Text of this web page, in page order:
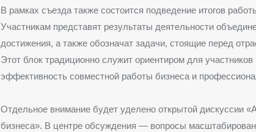
В рамках съезда также состоится подведение итогов
Участникам представят результаты деятельности
достижения, а также обозначат задачи, стоящие перед
Этот блок традиционно служит ориентиром для
эффективность совместной работы бизнеса и
Отдельное внимание будет уделено открытой дискуссии
бизнеса». В центре обсуждения — вопросы